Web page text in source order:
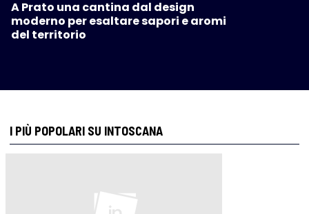
A Prato una cantina dal design
moderno per esaltare sapori e aromi
del territorio
I PIÙ POPOLARI SU INTOSCANA